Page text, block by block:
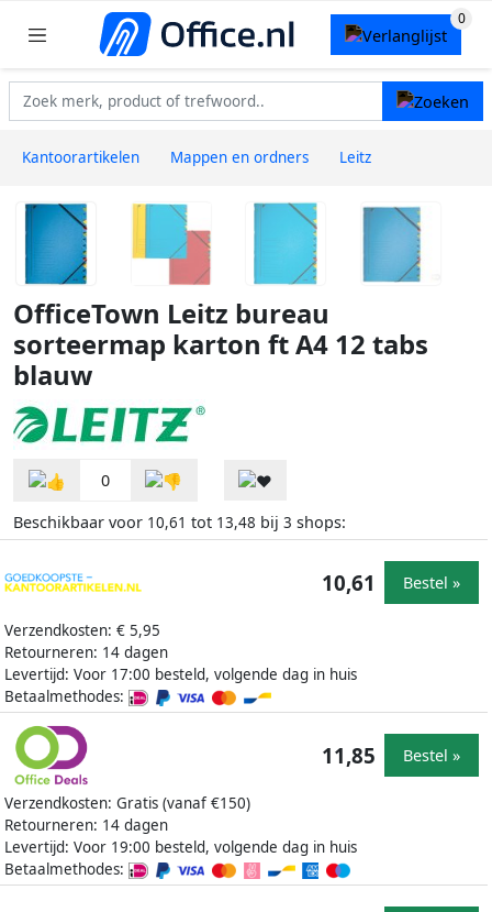
Kantoorartikelen Mappen en ordners Leitz
OfficeTown Leitz bureau
sorteermap karton ft A4 12 tabs
blauw
0
Beschikbaar voor 10,61 tot 13,48 bij 3 shops:
Verzendkosten: € 5,95
Retourneren: 14 dagen
Levertijd: Voor 17:00 besteld, volgende dag in huis
Betaalmethodes:
10,61 Bestel »
Verzendkosten: Gratis (vanaf €150)
Retourneren: 14 dagen
Levertijd: Voor 19:00 besteld, volgende dag in huis
Betaalmethodes:
11,85 Bestel »